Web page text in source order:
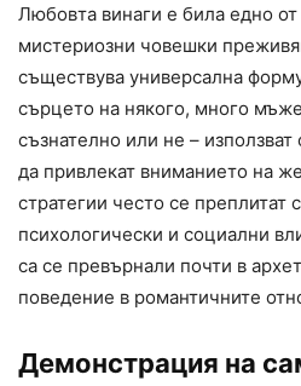
Любовта винаги е била едно
мистериозни човешки
съществува универсална
сърцето на някого, много
съзнателно или не –
да привлекат вниманието на
стратегии често се преплитат
психологически и социални
са се превърнали почти в
поведение в романтичните
Демонстрация на